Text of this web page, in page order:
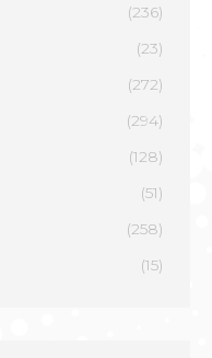
(236)
(23)
(272)
(294)
(128)
(51)
(258)
(15)